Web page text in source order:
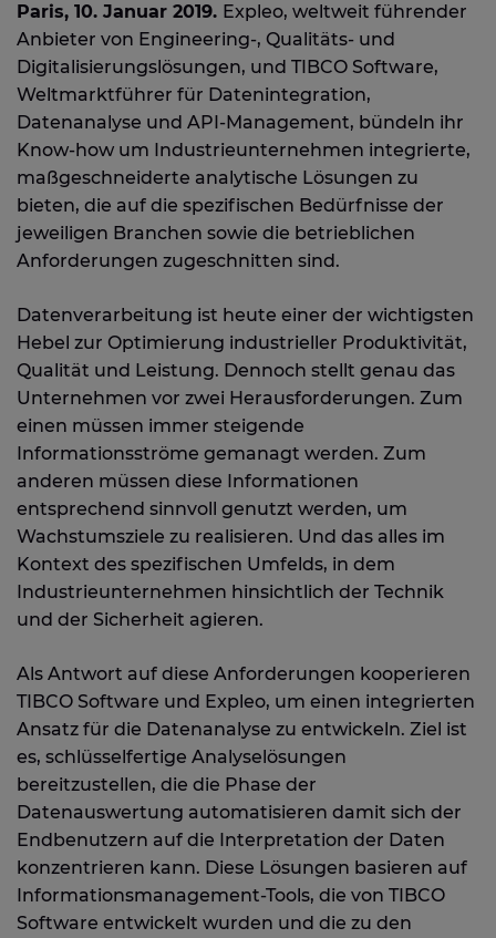
Paris, 10. Januar 2019. Expleo, weltweit führender
Anbieter von Engineering-, Qualitäts- und
Digitalisierungslösungen, und TIBCO Software,
Weltmarktführer für Datenintegration,
Datenanalyse und API-Management, bündeln ihr
Know-how um Industrieunternehmen integrierte,
maßgeschneiderte analytische Lösungen zu
bieten, die auf die spezifischen Bedürfnisse der
jeweiligen Branchen sowie die betrieblichen
Anforderungen zugeschnitten sind.
Datenverarbeitung ist heute einer der wichtigsten
Hebel zur Optimierung industrieller Produktivität,
Qualität und Leistung. Dennoch stellt genau das
Unternehmen vor zwei Herausforderungen. Zum
einen müssen immer steigende
Informationsströme gemanagt werden. Zum
anderen müssen diese Informationen
entsprechend sinnvoll genutzt werden, um
Wachstumsziele zu realisieren. Und das alles im
Kontext des spezifischen Umfelds, in dem
Industrieunternehmen hinsichtlich der Technik
und der Sicherheit agieren.
Als Antwort auf diese Anforderungen kooperieren
TIBCO Software und Expleo, um einen integrierten
Ansatz für die Datenanalyse zu entwickeln. Ziel ist
es, schlüsselfertige Analyselösungen
bereitzustellen, die die Phase der
Datenauswertung automatisieren damit sich der
Endbenutzern auf die Interpretation der Daten
konzentrieren kann. Diese Lösungen basieren auf
Informationsmanagement-Tools, die von TIBCO
Software entwickelt wurden und die zu den